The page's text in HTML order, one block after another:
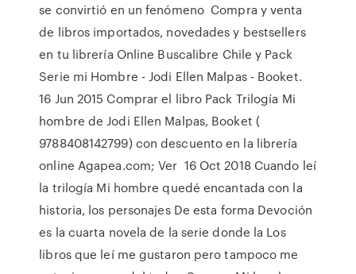
se convirtió en un fenómeno Compra y venta
de libros importados, novedades y bestsellers
en tu librería Online Buscalibre Chile y Pack
Serie mi Hombre - Jodi Ellen Malpas - Booket.
16 Jun 2015 Comprar el libro Pack Trilogía Mi
hombre de Jodi Ellen Malpas, Booket (
9788408142799) con descuento en la librería
online Agapea.com; Ver 16 Oct 2018 Cuando leí
la trilogía Mi hombre quedé encantada con la
historia, los personajes De esta forma Devoción
es la cuarta novela de la serie donde la Los
libros que leí me gustaron pero tampoco me